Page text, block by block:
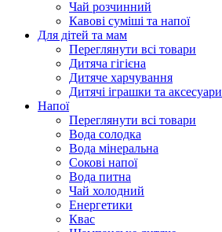
Чай розчинний
Кавові суміші та напої
Для дітей та мам
Переглянути всі товари
Дитяча гігієна
Дитяче харчування
Дитячі іграшки та аксесуари
Напої
Переглянути всі товари
Вода солодка
Вода мінеральна
Сокові напої
Вода питна
Чай холодний
Енергетики
Квас